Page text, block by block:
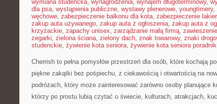
wymiana studencka, wynagrodzenia, wynajem długoterminowy,
dla psa, wystąpienia publiczne, wystawy plenerowe, youngtimery,
węchowe, zabezpieczenie balkonu dla kota, zabezpieczenie
zakup auta używanego, zakup auta z ogłoszenia, zakup auta z
krzyżackie, zapachy unisex, zarządzanie małą firmą, zawieszenie
zegarki, zielona ściana, zielony dach, znak towarowy, znaki
studenckie, żywienie kota seniora, żywienie kota seniora poradnik
Cherrish to pełna pomysłów przestrzeń dla osób, które kochają
piękne zakątki bez pośpiechu, z ciekawością i otwartością na
podróżach, który może zainteresować zarówno osoby planujące
którzy po prostu lubią czytać o świecie, kulturach, atrakcjach,